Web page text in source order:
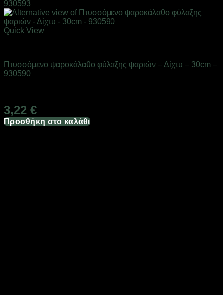
Quick View
Πτυσσόμενο ψαροκάλαθο φύλαξης ψαριών – Δίχτυ – 30cm –
930590
3,22 €
Προσθήκη στο καλάθι